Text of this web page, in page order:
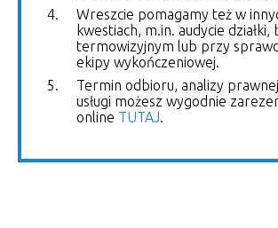
Wreszcie pomagamy też w
kwestiach, m.in. audycie działki,
termowizyjnym lub przy
ekipy wykończeniowej.
Termin odbioru, analizy
usługi możesz wygodnie
online TUTAJ